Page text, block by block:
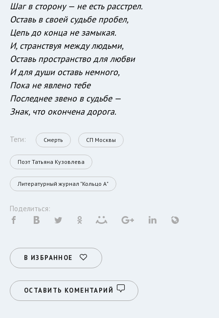
Шаг в сторону — не есть расстрел.
Оставь в своей судьбе пробел,
Цепь до конца не замыкая.
И, странствуя между людьми,
Оставь пространство для любви
И для души оставь немного,
Пока не явлено тебе
Последнее звено в судьбе —
Знак, что окончена дорога.
Теги: Смерть СП Москвы
Поэт Татьяна Кузовлева
Литературный журнал "Кольцо А"
Поделиться:
В ИЗБРАННОЕ
ОСТАВИТЬ КОМЕНТАРИЙ